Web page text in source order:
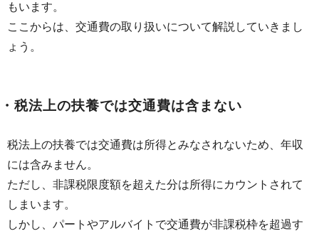
もいます。
ここからは、交通費の取り扱いについて解説していきまし
ょう。
・税法上の扶養では交通費は含まない
税法上の扶養では交通費は所得とみなされないため、年収
には含みません。
ただし、非課税限度額を超えた分は所得にカウントされて
しまいます。
しかし、パートやアルバイトで交通費が非課税枠を超過す